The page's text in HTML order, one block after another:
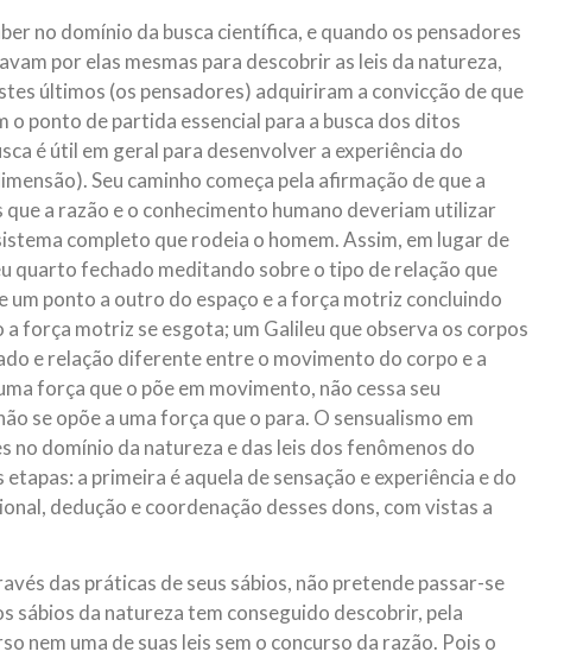
no domínio da busca científica, e quando os pensadores
por elas mesmas para descobrir as leis da natureza,
últimos (os pensadores) adquiriram a convicção de que
ponto de partida essencial para a busca dos ditos
é útil em geral para desenvolver a experiência do
Seu caminho começa pela afirmação de que a
a razão e o conhecimento humano deveriam utilizar
completo que rodeia o homem. Assim, em lugar de
quarto fechado meditando sobre o tipo de relação que
ponto a outro do espaço e a força motriz concluindo
força motriz se esgota; um Galileu que observa os corpos
e relação diferente entre o movimento do corpo e a
força que o põe em movimento, não cessa seu
se opõe a uma força que o para. O sensualismo em
no domínio da natureza e das leis dos fenômenos do
a primeira é aquela de sensação e experiência e do
dedução e coordenação desses dons, com vistas a
das práticas de seus sábios, não pretende passar-se
sábios da natureza tem conseguido descobrir, pela
nem uma de suas leis sem o concurso da razão. Pois o